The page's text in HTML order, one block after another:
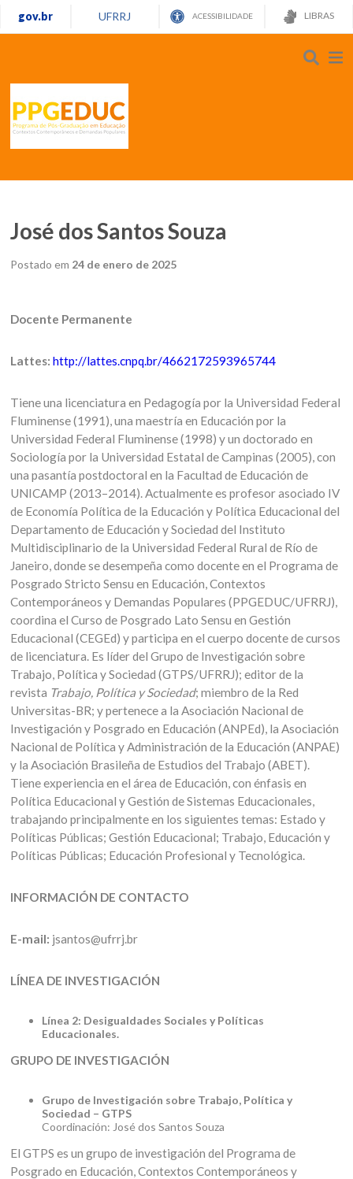
gov.br UFRRJ ACESSIBILIDADE LIBRAS
José dos Santos Souza
Postado em 24 de enero de 2025
Docente Permanente
Lattes: http://lattes.cnpq.br/4662172593965744
Tiene una licenciatura en Pedagogía por la Universidad Federal
Fluminense (1991), una maestría en Educación por la
Universidad Federal Fluminense (1998) y un doctorado en
Sociología por la Universidad Estatal de Campinas (2005), con
una pasantía postdoctoral en la Facultad de Educación de
UNICAMP (2013–2014). Actualmente es profesor asociado IV
de Economía Política de la Educación y Política Educacional del
Departamento de Educación y Sociedad del Instituto
Multidisciplinario de la Universidad Federal Rural de Río de
Janeiro, donde se desempeña como docente en el Programa de
Posgrado Stricto Sensu en Educación, Contextos
Contemporáneos y Demandas Populares (PPGEDUC/UFRRJ),
coordina el Curso de Posgrado Lato Sensu en Gestión
Educacional (CEGEd) y participa en el cuerpo docente de cursos
de licenciatura. Es líder del Grupo de Investigación sobre
Trabajo, Política y Sociedad (GTPS/UFRRJ); editor de la
revista Trabajo, Política y Sociedad; miembro de la Red
Universitas-BR; y pertenece a la Asociación Nacional de
Investigación y Posgrado en Educación (ANPEd), la Asociación
Nacional de Política y Administración de la Educación (ANPAE)
y la Asociación Brasileña de Estudios del Trabajo (ABET).
Tiene experiencia en el área de Educación, con énfasis en
Política Educacional y Gestión de Sistemas Educacionales,
trabajando principalmente en los siguientes temas: Estado y
Políticas Públicas; Gestión Educacional; Trabajo, Educación y
Políticas Públicas; Educación Profesional y Tecnológica.
INFORMACIÓN DE CONTACTO
E-mail: jsantos@ufrrj.br
LÍNEA DE INVESTIGACIÓN
Línea 2: Desigualdades Sociales y Políticas
Educacionales.
GRUPO DE INVESTIGACIÓN
Grupo de Investigación sobre Trabajo, Política y
Sociedad – GTPS
Coordinación: José dos Santos Souza
El GTPS es un grupo de investigación del Programa de
Posgrado en Educación, Contextos Contemporáneos y